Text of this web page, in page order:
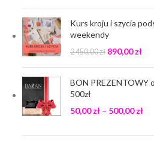
Kurs kroju i szycia
weekendy
2 450,00zł 890,00zł
BON PREZENTOWY
500zł
50,00zł – 500,00zł